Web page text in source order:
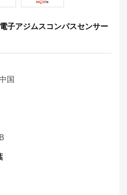
子アジムスコンパスセンサー
国